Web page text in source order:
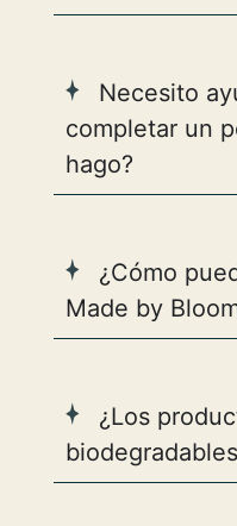
Necesito
completar un
hago?
¿Cómo
Made by
¿Los